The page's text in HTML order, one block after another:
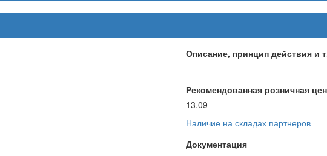
Описание, принцип действия и
-
Рекомендованная розничная
13.09
Наличие на складах партнеров
Документация